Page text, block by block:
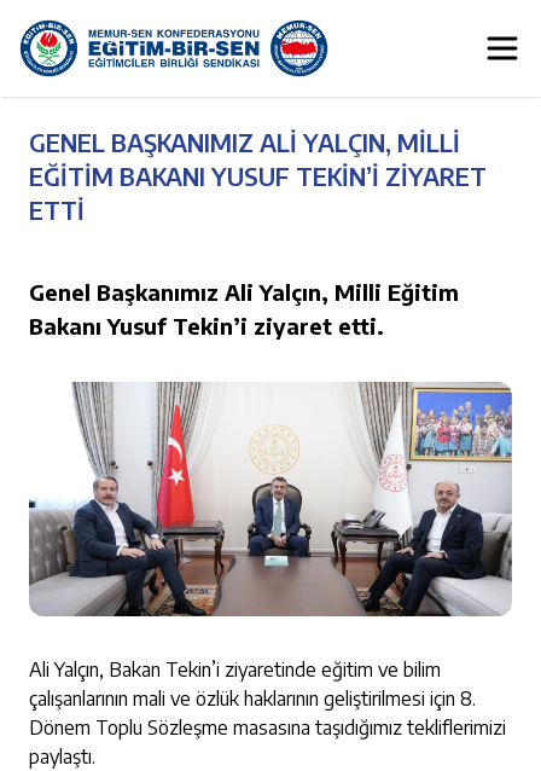
GENEL BAŞKANIMIZ ALİ YALÇIN, MİLLİ
EĞİTİM BAKANI YUSUF TEKİN’İ ZİYARET
ETTİ
Genel Başkanımız Ali Yalçın, Milli Eğitim
Bakanı Yusuf Tekin’i ziyaret etti.
Ali Yalçın, Bakan Tekin’i ziyaretinde eğitim ve bilim
çalışanlarının mali ve özlük haklarının geliştirilmesi için 8.
Dönem Toplu Sözleşme masasına taşıdığımız tekliflerimizi
paylaştı.